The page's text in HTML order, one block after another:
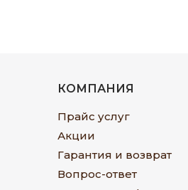
КОМПАНИЯ
Прайс услуг
Акции
Гарантия и возврат
Вопрос-ответ